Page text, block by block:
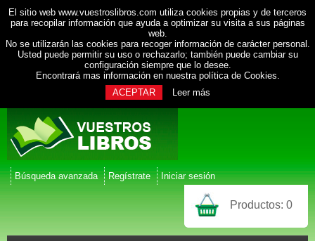
El sitio web www.vuestroslibros.com utiliza cookies propias y de terceros
para recopilar información que ayuda a optimizar su visita a sus páginas
web.
No se utilizarán las cookies para recoger información de carácter personal.
Usted puede permitir su uso o rechazarlo; también puede cambiar su
configuración siempre que lo desee.
Encontrará mas información en nuestra política de Cookies.
ACEPTAR
Leer más
Búsqueda avanzada Regístrate Iniciar sesión
Productos: 0